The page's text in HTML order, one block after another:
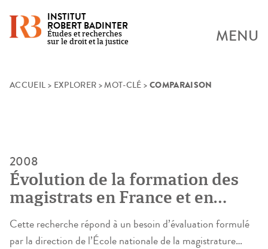
Skip
INSTITUT
ROBERT BADINTER
Études et recherches
sur le droit et la justice
MENU
ACCUEIL > EXPLORER >MOT-CLÉ > COMPARAISON
2008
Évolution de la formation des
magistrats en France et en
Europe. Bilan et perspectives
Cette recherche répond à un besoin d’évaluation formulé
par la direction de l’École nationale de la magistrature